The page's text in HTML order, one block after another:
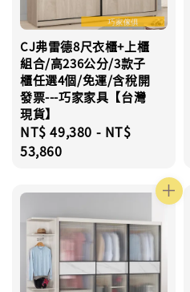
CJ弗雷德8尺衣櫃+上櫃
組合/高236公分/3款子
櫃任選4個/免運/含稅開
發票---巧家家具【台灣
現貨】
Regular
price
NT$ 49,380 - NT$
53,860